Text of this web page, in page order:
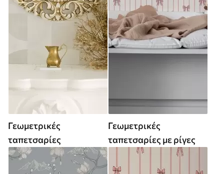
Γεωμετρικές
ταπετσαρίες
Γεωμετρικές
ταπετσαρίες με ρίγες